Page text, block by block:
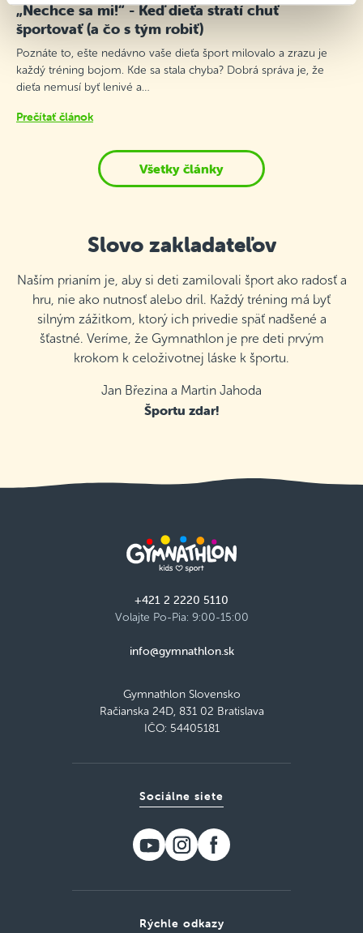
„Nechce sa mi!“ - Keď dieťa stratí chuť
športovať (a čo s tým robiť)
Poznáte to, ešte nedávno vaše dieťa šport milovalo a zrazu je
každý tréning bojom. Kde sa stala chyba? Dobrá správa je, že
dieťa nemusí byť lenivé a…
Prečítať článok
Všetky články
Slovo zakladateľov
Naším prianím je, aby si deti zamilovali šport ako radosť a
hru, nie ako nutnosť alebo dril. Každý tréning má byť
silným zážitkom, ktorý ich privedie späť nadšené a
šťastné. Veríme, že Gymnathlon je pre deti prvým
krokom k celoživotnej láske k športu.
Jan Březina a Martin Jahoda
Športu zdar!
+421 2 2220 5110
Volajte Po-Pia: 9:00-15:00
info@gymnathlon.sk
Gymnathlon Slovensko
Račianska 24D, 831 02 Bratislava
IČO: 54405181
Rýchle odkazy
Sociálne siete